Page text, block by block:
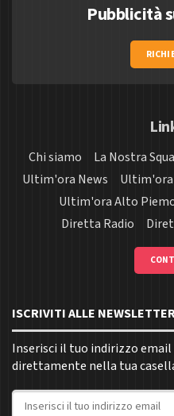
Pubblicità
Chi siamo La Nostra
Ultim'ora News
Ultim'ora
Ultim'ora Alto
Diretta Radio
ISCRIVITI ALLE
Inserisci il tuo indirizzo email
direttamente nella tua
Indirizzo email